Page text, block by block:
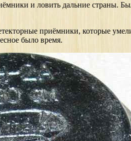
и ловить дальние страны.
приёмники, которые
было время.